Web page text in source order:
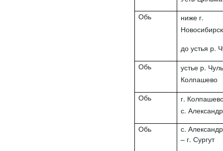
Обь
ниже г.
Новосибирск
до устья р.
Обь
устье р.
Колпашево
Обь
г.
с.
Обь
с.
– г. Сургут